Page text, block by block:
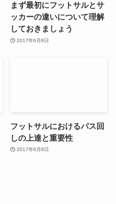
まず最初にフットサルとサ
ッカーの違いについて理解
しておきましょう
2017年6月8日
フットサルにおけるパス回
しの上達と重要性
2017年6月8日